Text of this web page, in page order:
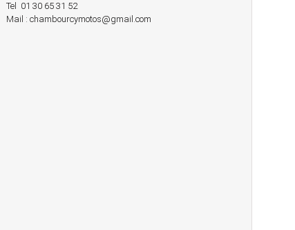
Tel 01 30 65 31 52
Mail : chambourcymotos@gmail.com